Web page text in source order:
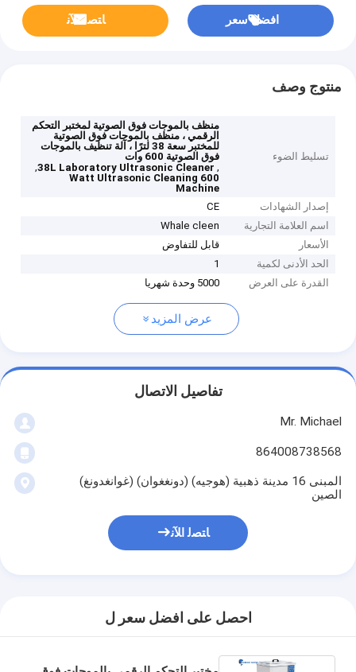
افضل سعر ﺎﺘﺼﻟ ﺍﻶﻧ
منتوج وصف
تسليط الضوء
منظف ​​بالموجات فوق الصوتية لمختبر التحكم
الرقمي ، منظف بالموجات فوق الصوتية
للمختبر سعة 38 لترًا ، آلة تنظيف بالموجات
فوق الصوتية 600 وات
,
38L Laboratory Ultrasonic Cleaner
,
600 Watt Ultrasonic Cleaning
Machine
إصدار الشهادات
CE
اسم العلامة التجارية
Whale cleen
الأسعار
قابل للتفاوض
الحد الأدنى لكمية
1
القدرة على العرض
5000 وحدة شهريا
عرض المزيد
تفاصيل الاتصال
Mr. Michael
864008738568
المبنى 16 مدينة ذهبية (هوجيه) (دونغغوان) (غوانغدونغ)
الصين
ﺎﺘﺼﻟ ﺍﻶﻧ
احصل على افضل سعر ل